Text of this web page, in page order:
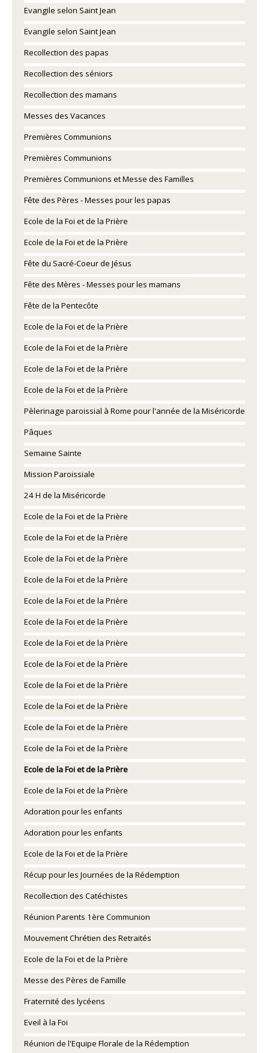
Evangile selon Saint Jean
Evangile selon Saint Jean
Recollection des papas
Recollection des séniors
Recollection des mamans
Messes des Vacances
Premières Communions
Premières Communions
Premières Communions et Messe des Familles
Fête des Pères - Messes pour les papas
Ecole de la Foi et de la Prière
Ecole de la Foi et de la Prière
Fête du Sacré-Coeur de Jésus
Fête des Mères - Messes pour les mamans
Fête de la Pentecôte
Ecole de la Foi et de la Prière
Ecole de la Foi et de la Prière
Ecole de la Foi et de la Prière
Ecole de la Foi et de la Prière
Pèlerinage paroissial à Rome pour l'année de la Miséricorde
Pâques
Semaine Sainte
Mission Paroissiale
24 H de la Miséricorde
Ecole de la Foi et de la Prière
Ecole de la Foi et de la Prière
Ecole de la Foi et de la Prière
Ecole de la Foi et de la Prière
Ecole de la Foi et de la Prière
Ecole de la Foi et de la Prière
Ecole de la Foi et de la Prière
Ecole de la Foi et de la Prière
Ecole de la Foi et de la Prière
Ecole de la Foi et de la Prière
Ecole de la Foi et de la Prière
Ecole de la Foi et de la Prière
Ecole de la Foi et de la Prière
Ecole de la Foi et de la Prière
Adoration pour les enfants
Adoration pour les enfants
Ecole de la Foi et de la Prière
Récup pour les Journées de la Rédemption
Recollection des Catéchistes
Réunion Parents 1ère Communion
Mouvement Chrétien des Retraités
Ecole de la Foi et de la Prière
Messe des Pères de Famille
Fraternité des lycéens
Eveil à la Foi
Réunion de l'Equipe Florale de la Rédemption